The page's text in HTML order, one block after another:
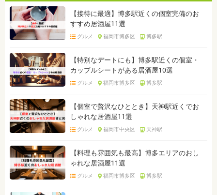
【接待に最適】博多駅近くの個室完備のお
すすめ居酒屋11選
グルメ 福岡市博多区 博多駅
【特別なデートにも】博多駅近くの個室・
カップルシートがある居酒屋10選
グルメ 福岡市博多区 博多駅
【個室で贅沢なひととき】天神駅近くでお
しゃれな居酒屋11選
グルメ 福岡市中央区 天神駅
【料理も雰囲気も最高】博多エリアのおし
ゃれな居酒屋11選
グルメ 福岡市博多区 博多駅